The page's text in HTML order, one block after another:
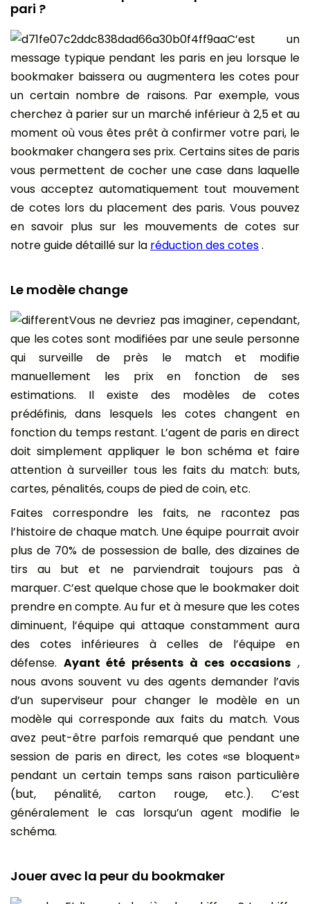
pari ?
C’est un
message typique pendant les paris en jeu lorsque le
bookmaker baissera ou augmentera les cotes pour
un certain nombre de raisons. Par exemple, vous
cherchez à parier sur un marché inférieur à 2,5 et au
moment où vous êtes prêt à confirmer votre pari, le
bookmaker changera ses prix. Certains sites de paris
vous permettent de cocher une case dans laquelle
vous acceptez automatiquement tout mouvement
de cotes lors du placement des paris. Vous pouvez
en savoir plus sur les mouvements de cotes sur
notre guide détaillé sur la réduction des cotes.
Le modèle change
Vous ne devriez pas imaginer, cependant,
que les cotes sont modifiées par une seule personne
qui surveille de près le match et modifie
manuellement les prix en fonction de ses
estimations. Il existe des modèles de cotes
prédéfinis, dans lesquels les cotes changent en
fonction du temps restant. L’agent de paris en direct
doit simplement appliquer le bon schéma et faire
attention à surveiller tous les faits du match: buts,
cartes, pénalités, coups de pied de coin, etc.
Faites correspondre les faits, ne racontez pas
l’histoire de chaque match. Une équipe pourrait avoir
plus de 70% de possession de balle, des dizaines de
tirs au but et ne parviendrait toujours pas à
marquer. C’est quelque chose que le bookmaker doit
prendre en compte. Au fur et à mesure que les cotes
diminuent, l’équipe qui attaque constamment aura
des cotes inférieures à celles de l’équipe en
défense. Ayant été présents à ces occasions ,
nous avons souvent vu des agents demander l’avis
d’un superviseur pour changer le modèle en un
modèle qui corresponde aux faits du match. Vous
avez peut-être parfois remarqué que pendant une
session de paris en direct, les cotes «se bloquent»
pendant un certain temps sans raison particulière
(but, pénalité, carton rouge, etc.). C’est
généralement le cas lorsqu’un agent modifie le
schéma.
Jouer avec la peur du bookmaker